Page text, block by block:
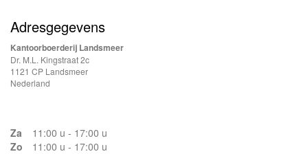
Adresgegevens
Kantoorboerderij Landsmeer
Dr. M.L. Kingstraat 2c
1121 CP Landsmeer
Nederland
Za
11:00 u - 17:00 u
Zo
11:00 u - 17:00 u